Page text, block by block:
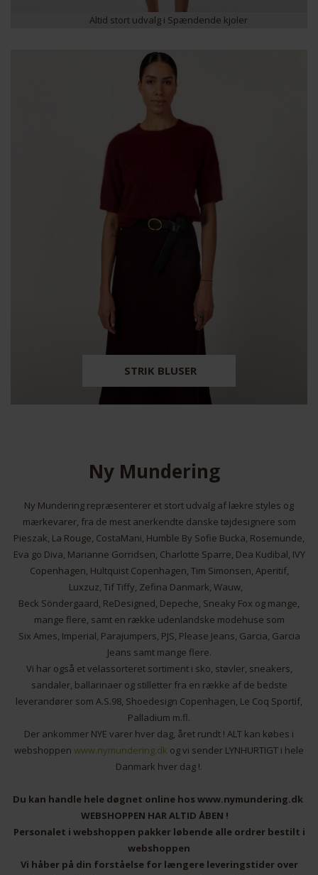
Altid stort udvalg i Spændende kjoler
STRIK BLUSER
Ny Mundering
Ny Mundering repræsenterer et stort udvalg af lækre styles og
mærkevarer, fra de mest anerkendte danske tøjdesignere som
Pieszak, La Rouge, CostaMani, Humble By Sofie Bucka, Rosemunde,
Eva go Diva, Marianne Gorridsen, Charlotte Sparre, Dea Kudibal, IVY
Copenhagen, Hultquist Copenhagen, Tim Simonsen, Aperitif,
Luxzuz, Tif Tiffy, Zefina Danmark, Wauw,
Beck Söndergaard, ReDesigned, Depeche, Sneaky Fox og mange,
mange flere, samt en række udenlandske modehuse som
Six Ames, Imperial, Parajumpers, PJS, Please Jeans, Garcia, Garcia
Jeans samt mange flere.
Vi har også et velassorteret sortiment i sko, støvler, sneakers,
sandaler, ballarinaer og stilletter fra en række af de bedste
leverandører som A.S.98, Shoedesign Copenhagen, Le Coq Sportif,
Palladium m.fl.
Der ankommer NYE varer hver dag, året rundt ! ALT kan købes i
webshoppen www.nymundering.dk og vi sender LYNHURTIGT i hele
Danmark hver dag !.
Du kan handle hele døgnet online hos www.nymundering.dk
WEBSHOPPEN HAR ALTID ÅBEN !
Personalet i webshoppen pakker løbende alle ordrer bestilt i
webshoppen
Vi håber på din forståelse for længere leveringstider over